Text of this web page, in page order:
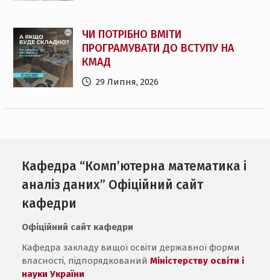
ЧИ ПОТРІБНО ВМІТИ
ПРОГРАМУВАТИ ДО ВСТУПУ НА
КМАД
29 Липня, 2026
Кафедра “Комп’ютерна математика і
аналіз даних” Офіційний сайт
кафедри
Офіційний сайт кафедри
Кафедра закладу вищої освіти державної форми
власності, підпорядкованийМіністерству освіти і
науки України